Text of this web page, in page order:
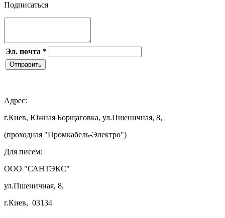
Подписаться
Эл. почта *
Отправить
Адрес:
г.Киев, Южная Борщаговка, ул.Пшеничная, 8,
(проходная "Промкабель-Электро")
Для писем:
ООО "САНТЭКС"
ул.Пшеничная, 8,
г.Киев, 03134